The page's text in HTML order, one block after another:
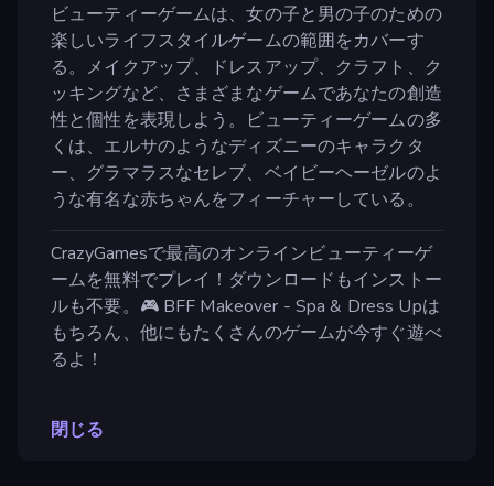
ビューティーゲームは、女の子と男の子のための
楽しいライフスタイルゲームの範囲をカバーす
る。メイクアップ、ドレスアップ、クラフト、ク
ッキングなど、さまざまなゲームであなたの創造
性と個性を表現しよう。ビューティーゲームの多
くは、エルサのようなディズニーのキャラクタ
ー、グラマラスなセレブ、ベイビーヘーゼルのよ
うな有名な赤ちゃんをフィーチャーしている。
CrazyGamesで最高のオンラインビューティーゲ
ームを無料でプレイ！ダウンロードもインストー
ルも不要。🎮 BFF Makeover - Spa & Dress Upは
もちろん、他にもたくさんのゲームが今すぐ遊べ
るよ！
閉じる